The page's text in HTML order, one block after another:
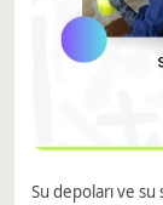
Su depoları ve